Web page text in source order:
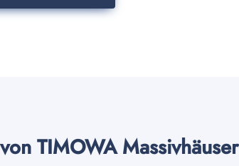
TIMOWA Massivhäuser